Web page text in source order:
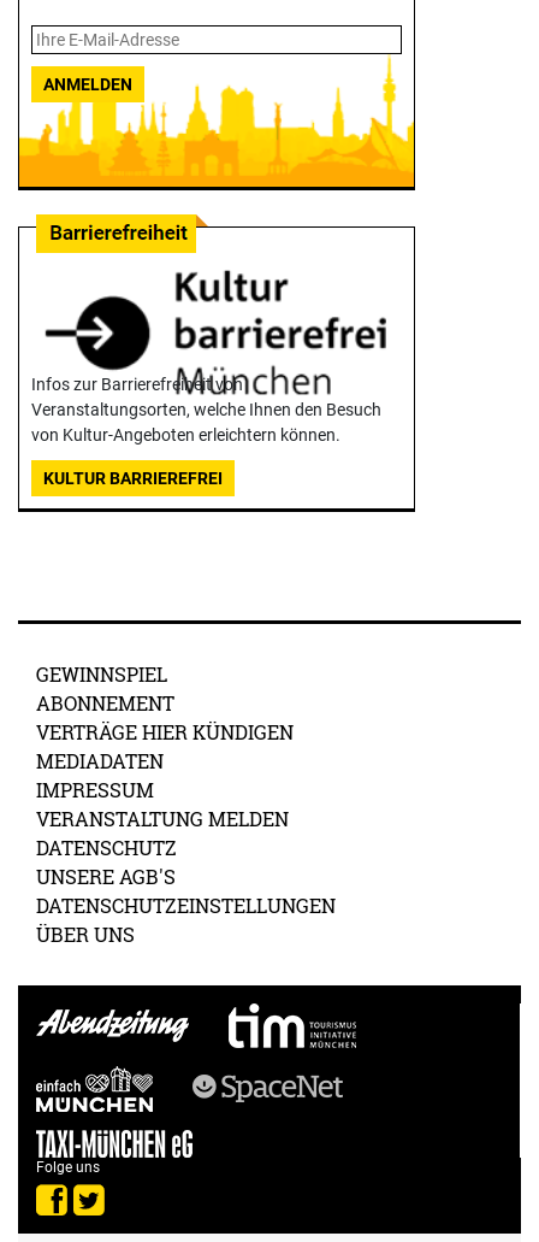
ANMELDEN
Infos zur Barrierefreiheit von
Veranstaltungsorten, welche Ihnen den Besuch
von Kultur-Angeboten erleichtern können.
KULTUR BARRIEREFREI
GEWINNSPIEL
ABONNEMENT
VERTRÄGE HIER KÜNDIGEN
MEDIADATEN
IMPRESSUM
VERANSTALTUNG MELDEN
DATENSCHUTZ
UNSERE AGB'S
DATENSCHUTZEINSTELLUNGEN
ÜBER UNS
Folge uns